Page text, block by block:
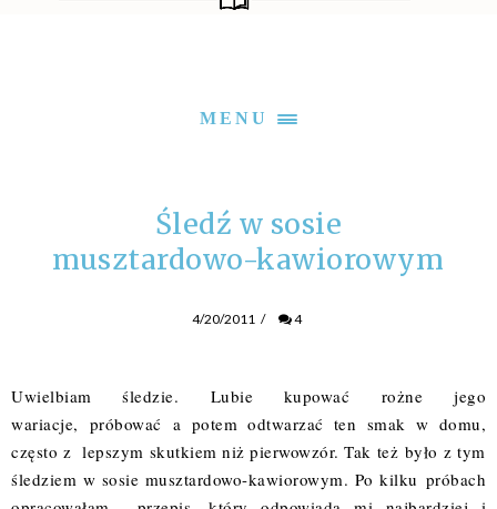
MENU
Śledź w sosie
musztardowo-kawiorowym
4/20/2011 / 4
Uwielbiam śledzie. Lubie kupować rożne jego
wariacje, próbować a potem odtwarzać ten smak w domu,
często z lepszym skutkiem niż pierwowzór. Tak też było z tym
śledziem w sosie musztardowo-kawiorowym. Po kilku próbach